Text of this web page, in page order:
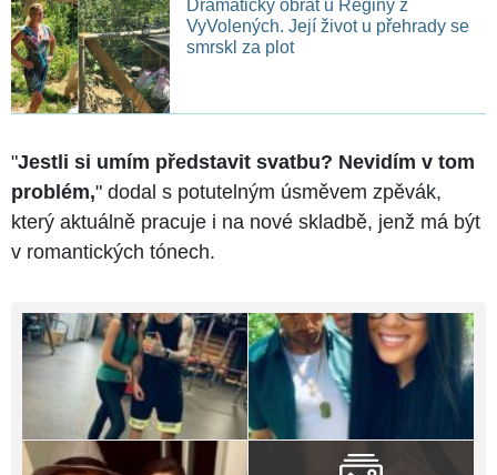
Dramatický obrat u Reginy z
VyVolených. Její život u přehrady se
smrskl za plot
"Jestli si umím představit svatbu? Nevidím v tom
problém," dodal s potutelným úsměvem zpěvák,
který aktuálně pracuje i na nové skladbě, jenž má být
v romantických tónech.